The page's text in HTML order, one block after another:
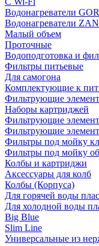
Водонагреватели
Водонагреватели
Малый объем
Проточные
Водоподготовка и
Фильтры питьевые
Для самогона
Комплектующие к
Фильтрующие
Наборы картриджей
Фильтрующие
Фильтрующие
Фильтры под мойку
Фильтры под мойку
Колбы и картриджи
Аксессуары для колб
Колбы (Корпуса)
Для горячей воды
Для холодной воды
Big Blue
Slim Line
Универсальные из